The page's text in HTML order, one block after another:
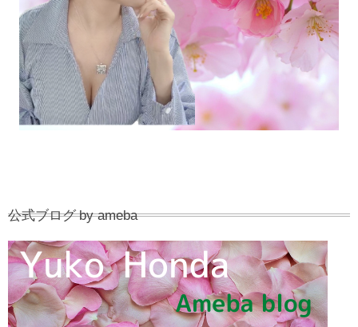
公式ブログ by ameba